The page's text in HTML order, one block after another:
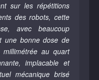
sur les répétitions
des robots, cette
avec beaucoup
une bonne dose de
millimétrée au quart
implacable et
mécanique brisé